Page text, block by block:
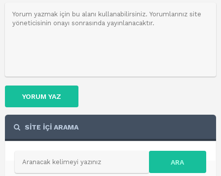
YORUM YAZ
SİTE İÇİ ARAMA
ARA